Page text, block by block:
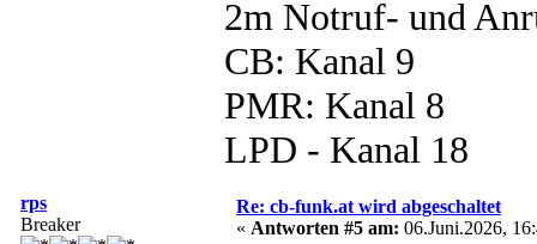
2m Notruf- und
CB: Kanal
PMR: Kanal
LPD - Kanal
rps
Breaker
Re: cb-funk.at wird abgeschaltet
« Antworten #5 am: 06.Juni.2026,